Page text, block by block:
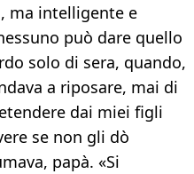
ma intelligente e
può dare quello
solo di sera, quando,
a riposare, mai di
dai miei figli
se non gli dò
papà. «Si